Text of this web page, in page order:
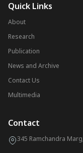
Quick Links
About
Research
Publication
News and Archive
Contact Us
Multimedia
Contact
345 Ramchandra